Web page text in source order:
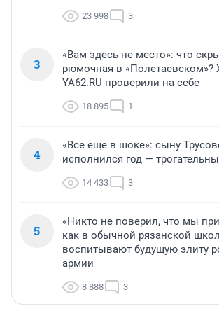
23 998 3
3
«Вам здесь не место»: что
рюмочная в «Полетаевском»?
YA62.RU проверили на себе
18 895 1
4
«Все еще в шоке»: сыну
исполнился год —
14 433 3
5
«Никто не поверил, что мы
как в обычной рязанской
воспитывают будущую элиту
армии
8 888 3